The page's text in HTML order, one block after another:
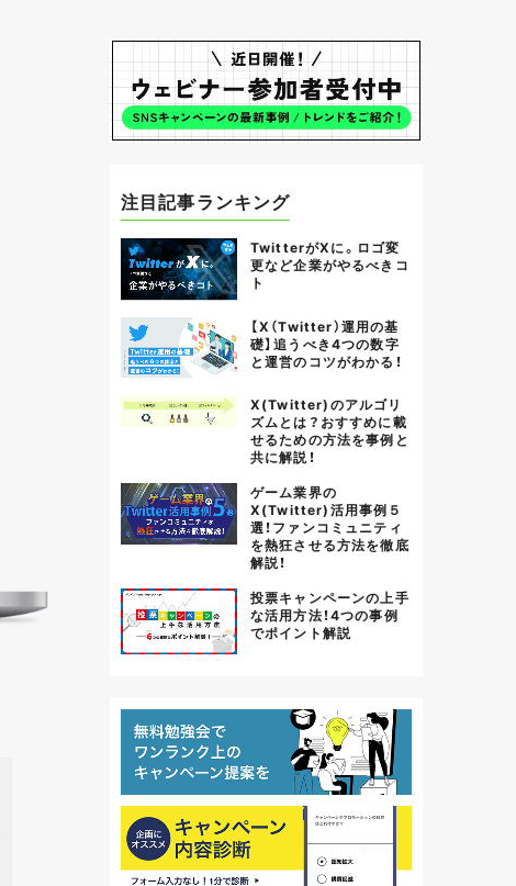
注目記事ランキング
TwitterがXに。ロゴ変
更など企業がやるべきコ
ト
【X（Twitter）運用の基
礎】追うべき4つの数字
と運営のコツがわかる！
X(Twitter)のアルゴリ
ズムとは？おすすめに載
せるための方法を事例と
共に解説！
ゲーム業界の
X(Twitter)活用事例５
選！ファンコミュニティ
を熱狂させる方法を徹底
解説！
投票キャンペーンの上手
な活用方法！4つの事例
でポイント解説